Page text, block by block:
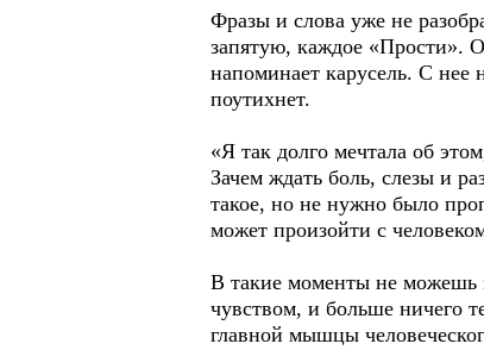
Фразы и слова уже не
запятую, каждое «Прости».
напоминает карусель. С нее
поутихнет.
«Я так долго мечтала об
Зачем ждать боль, слезы и
такое, но не нужно было
может произойти с
В такие моменты не можешь
чувством, и больше ничего
главной мышцы